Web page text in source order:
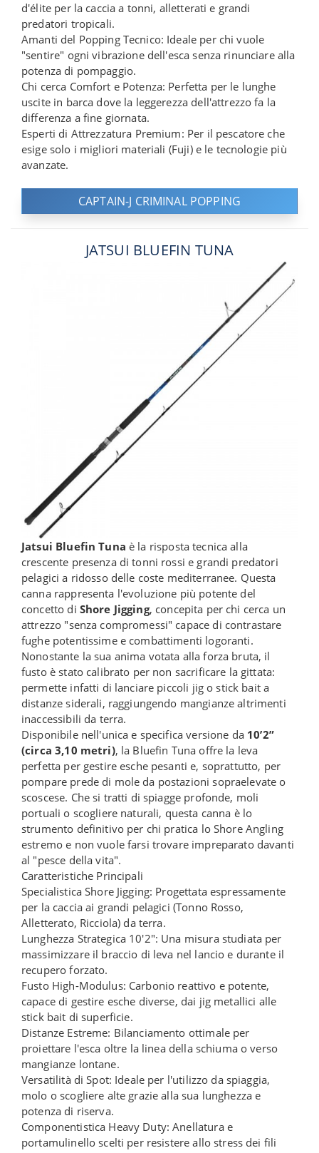
d'élite per la caccia a tonni, alletterati e grandi
predatori tropicali.
Amanti del Popping Tecnico: Ideale per chi vuole
"sentire" ogni vibrazione dell'esca senza rinunciare alla
potenza di pompaggio.
Chi cerca Comfort e Potenza: Perfetta per le lunghe
uscite in barca dove la leggerezza dell'attrezzo fa la
differenza a fine giornata.
Esperti di Attrezzatura Premium: Per il pescatore che
esige solo i migliori materiali (Fuji) e le tecnologie più
avanzate.
CAPTAIN-J CRIMINAL POPPING
JATSUI BLUEFIN TUNA
Jatsui Bluefin Tuna è la risposta tecnica alla
crescente presenza di tonni rossi e grandi predatori
pelagici a ridosso delle coste mediterranee. Questa
canna rappresenta l'evoluzione più potente del
concetto di Shore Jigging, concepita per chi cerca un
attrezzo "senza compromessi" capace di contrastare
fughe potentissime e combattimenti logoranti.
Nonostante la sua anima votata alla forza bruta, il
fusto è stato calibrato per non sacrificare la gittata:
permette infatti di lanciare piccoli jig o stick bait a
distanze siderali, raggiungendo mangianze altrimenti
inaccessibili da terra.
Disponibile nell'unica e specifica versione da 10’2”
(circa 3,10 metri), la Bluefin Tuna offre la leva
perfetta per gestire esche pesanti e, soprattutto, per
pompare prede di mole da postazioni sopraelevate o
scoscese. Che si tratti di spiagge profonde, moli
portuali o scogliere naturali, questa canna è lo
strumento definitivo per chi pratica lo Shore Angling
estremo e non vuole farsi trovare impreparato davanti
al "pesce della vita".
Caratteristiche Principali
Specialistica Shore Jigging: Progettata espressamente
per la caccia ai grandi pelagici (Tonno Rosso,
Alletterato, Ricciola) da terra.
Lunghezza Strategica 10'2": Una misura studiata per
massimizzare il braccio di leva nel lancio e durante il
recupero forzato.
Fusto High-Modulus: Carbonio reattivo e potente,
capace di gestire esche diverse, dai jig metallici alle
stick bait di superficie.
Distanze Estreme: Bilanciamento ottimale per
proiettare l'esca oltre la linea della schiuma o verso
mangianze lontane.
Versatilità di Spot: Ideale per l'utilizzo da spiaggia,
molo o scogliere alte grazie alla sua lunghezza e
potenza di riserva.
Componentistica Heavy Duty: Anellatura e
portamulinello scelti per resistere allo stress dei fili